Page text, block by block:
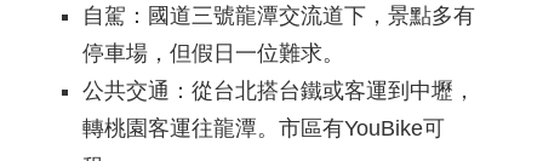
自駕：國道三號龍潭交流道下，景點多有
停車場，但假日一位難求。
公共交通：從台北搭台鐵或客運到中壢，
轉桃園客運往龍潭。市區有YouBike可